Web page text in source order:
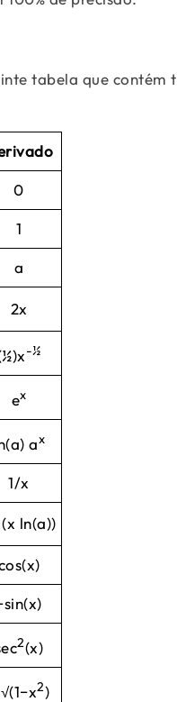
tabela que contém
0
1
a
2x
-½
ex
ax
1/x
ln(a))
2(x)
2)